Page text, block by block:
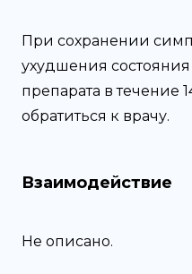
При сохранении
ухудшения
препарата в течение
обратиться к врачу.
Взаимодействие
Не описано.